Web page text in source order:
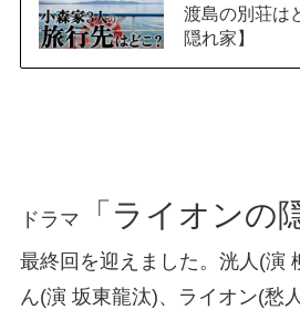
渡島の別荘は
隠れ家】
ドラマ 「ライオンの
最終回を迎えました。洸人(演
ん(演 坂東龍汰)、ライオン(愁